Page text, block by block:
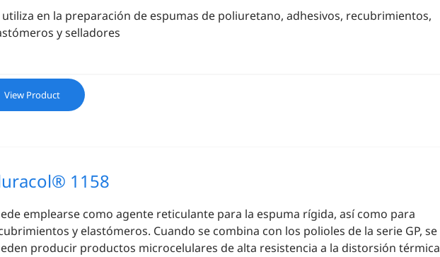
utiliza en la preparación de espumas de poliuretano, adhesivos, recubrimientos,
y selladores
View Product
1158
emplearse como agente reticulante para la espuma rígida, así como para
y elastómeros. Cuando se combina con los polioles de la serie GP, se
producir productos microcelulares de alta resistencia a la distorsión térmica